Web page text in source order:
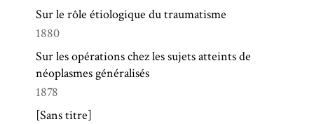
Sur le rôle étiologique du traumatisme
1880
Sur les opérations chez les sujets atteints de
néoplasmes généralisés
1878
[Sans titre]